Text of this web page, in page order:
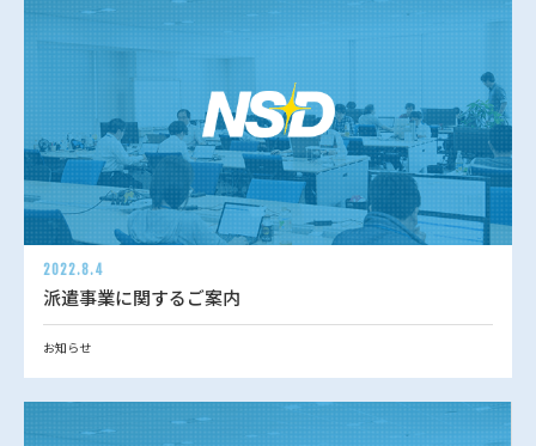
2022.8.4
派遣事業に関するご案内
お知らせ